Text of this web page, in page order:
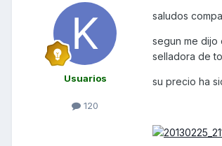
Usuarios
120
saludos
segun me
selladora de
su precio ha